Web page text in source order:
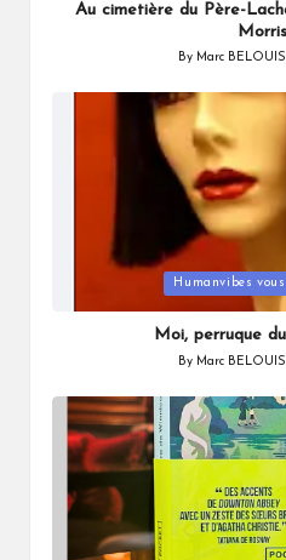
Au cimetière du Père-
Posted
By Marc BELOUIS
in
Humanvibes
Moi, perruque
Posted
By Marc BELOUIS